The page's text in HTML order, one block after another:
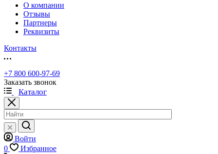
О компании
Отзывы
Партнеры
Реквизиты
Контакты
+7 800 600-97-69
Заказать звонок
Каталог
Войти
0
Избранное